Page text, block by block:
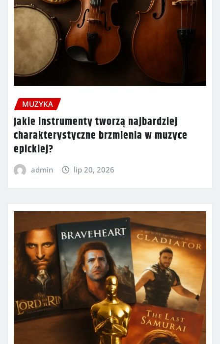
MUZYKA
Jakie instrumenty tworzą najbardziej
charakterystyczne brzmienia w muzyce
epickiej?
admin lip 20, 2026